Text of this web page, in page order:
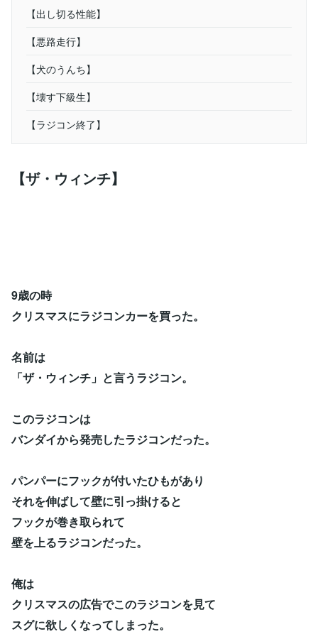
【出し切る性能】
【悪路走行】
【犬のうんち】
【壊す下級生】
【ラジコン終了】
【ザ・ウィンチ】
9歳の時
クリスマスにラジコンカーを買った。
名前は
「ザ・ウィンチ」と言うラジコン。
このラジコンは
バンダイから発売したラジコンだった。
パンパーにフックが付いたひもがあり
それを伸ばして壁に引っ掛けると
フックが巻き取られて
壁を上るラジコンだった。
俺は
クリスマスの広告でこのラジコンを見て
スグに欲しくなってしまった。